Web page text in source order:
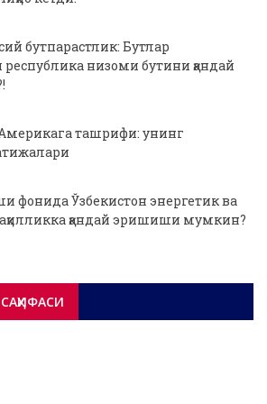
бутпарастлик: Бутлар
низоми бутини қандай
ташрифи: унинг
фонида Ўзбекистон энергетик ва
қандай эришиши мумкин?